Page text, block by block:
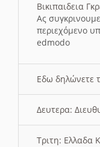
Βικιπαιδεια
Ας
περιεχόμενο
edmodo
Εδω δηλώνετε
Δευτερα:
Τριτη: Ελλαδα